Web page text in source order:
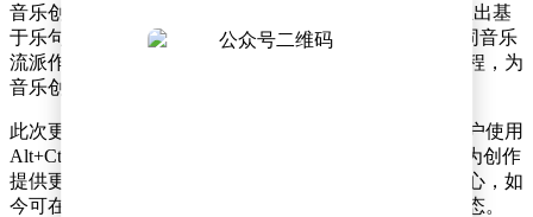
音乐创作领域迎来新工具——MusicDevelopments 正式推出基
于乐句的 RapidComposer v6.1.3 版本更新。这款专为不同音乐
流派作曲家设计的软件，凭借灵活且非破坏性的工作流程，为
音乐创作带来全新体验。
此次更新在多个方面带来显著提升。在操作功能上，用户使用
Alt+Ctrl+点击组合键，就能轻松实现乐句的水平分割，为创作
提供更多可能性。屏幕键盘的位置和大小设置也更加贴心，如
今可在不同会话间自动保存，方便用户快速进入创作状态。